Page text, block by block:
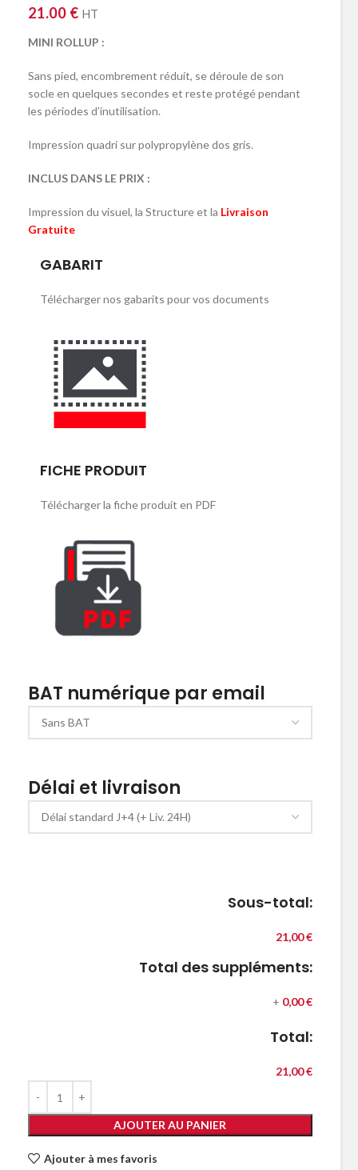
21.00 € HT
MINI ROLLUP :
Sans pied, encombrement réduit, se déroule de son
socle en quelques secondes et reste protégé pendant
les périodes d’inutilisation.
Impression quadri sur polypropylène dos gris.
INCLUS DANS LE PRIX :
Impression du visuel, la Structure et la Livraison
Gratuite
GABARIT
Télécharger nos gabarits pour vos documents
FICHE PRODUIT
Télécharger la fiche produit en PDF
BAT numérique par email
Délai et livraison
Sous-total:
21,00 €
Total des suppléments:
+ 0,00 €
Total:
21,00 €
AJOUTER AU PANIER
Ajouter à mes favoris